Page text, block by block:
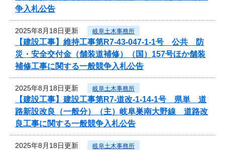
争入札公告
2025年8月18日更新 岐阜土木事務所
【建設工事】維持工事第R7-43-047-1-1号 公共 防
災・安全交付金（舗装道補修）（国）157号ほか舗装
補修工事に関する一般競争入札公告
2025年8月18日更新 岐阜土木事務所
【建設工事】建設工事第R7-道改-1-14-1号 県単 道
路新設改良（一般分）（主）岐阜巣南大野線 道路改
良工事に関する一般競争入札公告
2025年8月18日更新 岐阜土木事務所